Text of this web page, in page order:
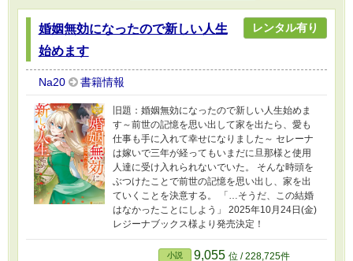
婚姻無効になったので新しい人生
始めます
レンタル有り
Na20 書籍情報
旧題：婚姻無効になったので新しい人生始めま
す～前世の記憶を思い出して家を出たら、愛も
仕事も手に入れて幸せになりました～ セレーナ
は嫁いで三年が経ってもいまだに旦那様と使用
人達に受け入れられないでいた。 そんな時頭を
ぶつけたことで前世の記憶を思い出し、家を出
ていくことを決意する。 「…そうだ、この結婚
はなかったことにしよう」 2025年10月24日(金)
レジーナブックス様より発売決定！
小説 9,055 位 / 228,725件